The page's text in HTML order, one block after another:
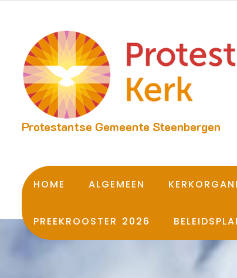
Protestantse Gemeente Steenbergen
HOME ALGEMEEN
PREEKROOSTER 2026